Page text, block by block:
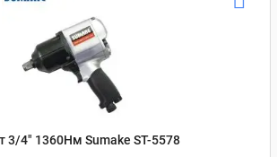
3/4" 1360Нм Sumake ST-5578